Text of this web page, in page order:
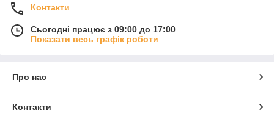
Контакти
Сьогодні працює з 09:00 до 17:00
Показати весь графік роботи
Про нас
Контакти